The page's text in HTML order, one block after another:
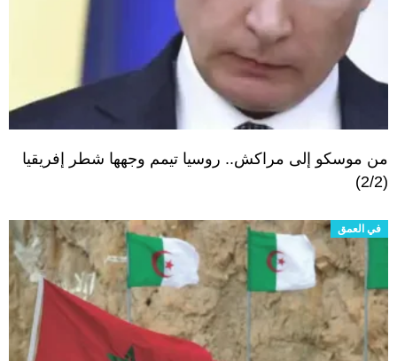
من موسكو إلى مراكش.. روسيا تيمم وجهها شطر إفريقيا
(2/2)
في العمق